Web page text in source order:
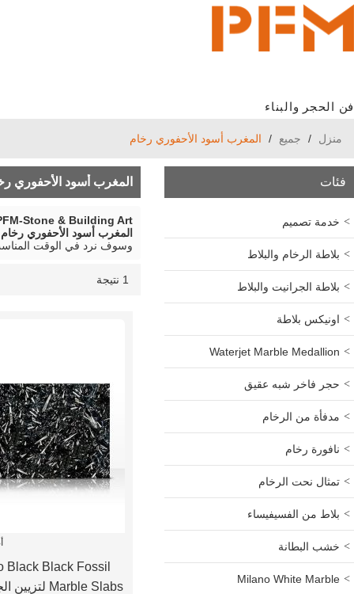
فن الحجر والبناء
منزل / جميع / المغرب أسود الأحفوري رخام
فئات
خدمة تصميم
بلاطة الرخام والبلاط
بلاطة الجرانيت والبلاط
اونيكس بلاطة
Waterjet Marble Medallion
حجر فاخر شبه عقيق
مدفأة من الرخام
نافورة رخام
تمثال نحت الرخام
بلاط من الفسيفيساء
خشب البطانة
Milano White Marble
المغرب أسود الأحفوري
Stone & Building Art
المغرب أسود الأحفوري رخام
وسوف نرد في الوقت
1 نتيجة قائمة
Black Black Fossil
Marble Slabs لتزيين الجدران والأرضيات